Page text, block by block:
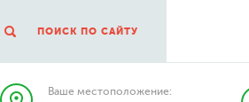
ПОИСК ПО САЙТУ
Ваше местоположение: